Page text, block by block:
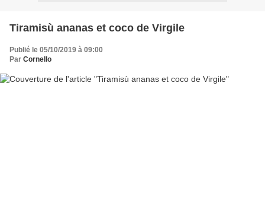
Tiramisù ananas et coco de Virgile
Publié le 05/10/2019 à 09:00
Par Cornello